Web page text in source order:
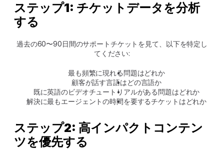
ステップ1: チケットデータを分析
する
過去の60〜90日間のサポートチケットを見て、以下を特定し
てください:
最も頻繁に現れる問題はどれか
顧客が話す言語はどの言語か
既に英語のビデオチュートリアルがある問題はどれか
解決に最もエージェントの時間を要するチケットはどれか
ステップ2: 高インパクトコンテン
ツを優先する